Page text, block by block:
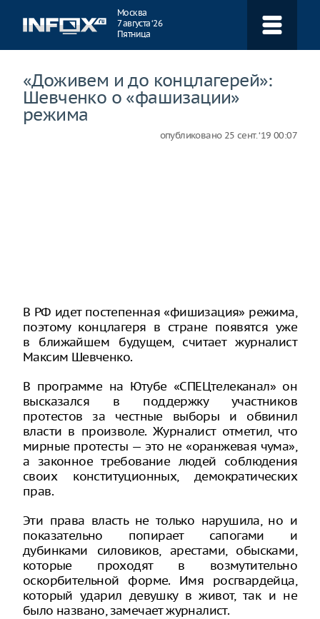
Москва
7 августа ‘26
Пятница
«Доживем и до концлагерей»:
Шевченко о «фашизации»
режима
опубликовано 25 сент. ‘19 00:07
В РФ идет постепенная «фишизация» режима,
поэтому концлагеря в стране появятся уже
в ближайшем будущем, считает журналист
Максим Шевченко.
В программе на Ютубе «СПЕЦтелеканал» он
высказался в поддержку участников
протестов за честные выборы и обвинил
власти в произволе. Журналист отметил, что
мирные протесты — это не «оранжевая чума»,
а законное требование людей соблюдения
своих конституционных, демократических
прав.
Эти права власть не только нарушила, но и
показательно попирает сапогами и
дубинками силовиков, арестами, обысками,
которые проходят в возмутительно
оскорбительной форме. Имя росгвардейца,
который ударил девушку в живот, так и не
было названо, замечает журналист.